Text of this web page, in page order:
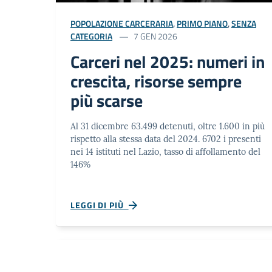
POPOLAZIONE CARCERARIA,PRIMO PIANO,SENZA
CATEGORIA
7 GEN 2026
Carceri nel 2025: numeri in
crescita, risorse sempre
più scarse
Al 31 dicembre 63.499 detenuti, oltre 1.600 in più
rispetto alla stessa data del 2024. 6702 i presenti
nei 14 istituti nel Lazio, tasso di affollamento del
146%
LEGGI DI PIÙ